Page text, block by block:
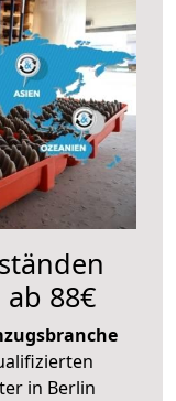
88€
in Berlin